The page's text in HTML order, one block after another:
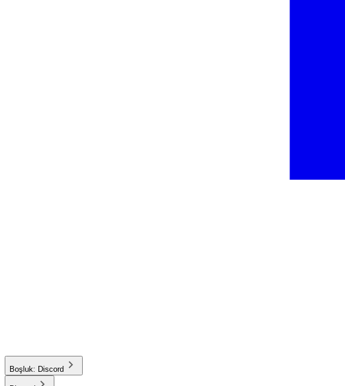
Boşluk: Discord